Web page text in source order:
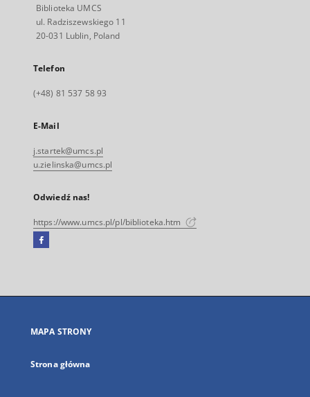
Biblioteka UMCS
ul. Radziszewskiego 11
20-031 Lublin, Poland
Telefon
(+48) 81 537 58 93
E-Mail
j.startek@umcs.pl
u.zielinska@umcs.pl
Odwiedź nas!
https://www.umcs.pl/pl/biblioteka.htm
Facebook
się
karcie
MAPA STRONY
Strona główna